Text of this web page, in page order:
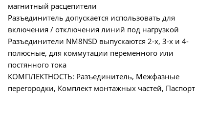
магнитный расцепители
Разъединитель допускается использовать для
включения / отключения линий под нагрузкой
Разъединители NM8NSD выпускаются 2-х, 3-х и 4-
полюсные, для коммутации переменного или
постянного тока
КОМПЛЕКТНОСТЬ: Разъединитель, Межфазные
перегородки, Комплект монтажных частей, Паспорт